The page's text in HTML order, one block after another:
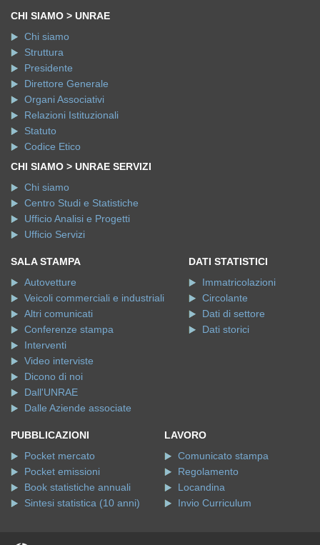
CHI SIAMO > UNRAE
Chi siamo
Struttura
Presidente
Direttore Generale
Organi Associativi
Relazioni Istituzionali
Statuto
Codice Etico
CHI SIAMO > UNRAE SERVIZI
Chi siamo
Centro Studi e Statistiche
Ufficio Analisi e Progetti
Ufficio Servizi
SALA STAMPA
Autovetture
Veicoli commerciali e industriali
Altri comunicati
Conferenze stampa
Interventi
Video interviste
Dicono di noi
Dall'UNRAE
Dalle Aziende associate
DATI STATISTICI
Immatricolazioni
Circolante
Dati di settore
Dati storici
PUBBLICAZIONI
Pocket mercato
Pocket emissioni
Book statistiche annuali
Sintesi statistica (10 anni)
LAVORO
Comunicato stampa
Regolamento
Locandina
Invio Curriculum